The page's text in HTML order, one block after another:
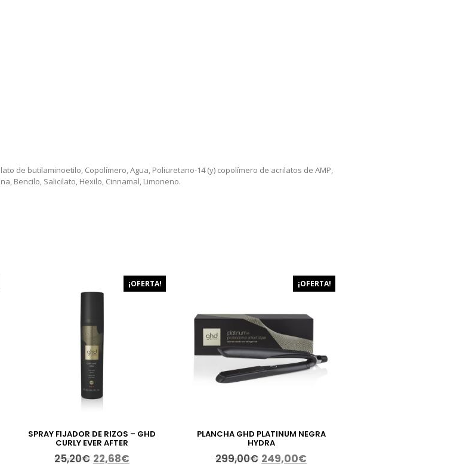
de butilaminoetilo, Copolímero, Agua, Poliuretano-14 (y) copolímero de acrilatos de AMP,
Bencilo, Salicilato, Hexilo, Cinnamal, Limoneno.
¡OFERTA!
SPRAY FIJADOR DE RIZOS – GHD
CURLY EVER AFTER
25,20€ 22,68€
¡OFERTA!
PLANCHA GHD PLATINUM NEGRA
HYDRA
299,00€ 249,00€